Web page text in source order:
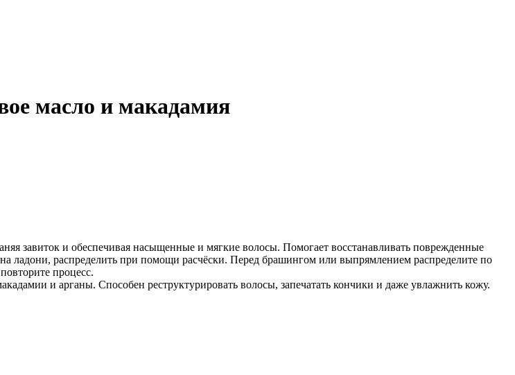
масло и макадамия
и обеспечивая насыщенные и мягкие волосы. Помогает восстанавливать поврежденные
распределить при помощи расчёски. Перед брашингом или выпрямлением распределите по
процесс.
и арганы. Способен реструктурировать волосы, запечатать кончики и даже увлажнить кожу.